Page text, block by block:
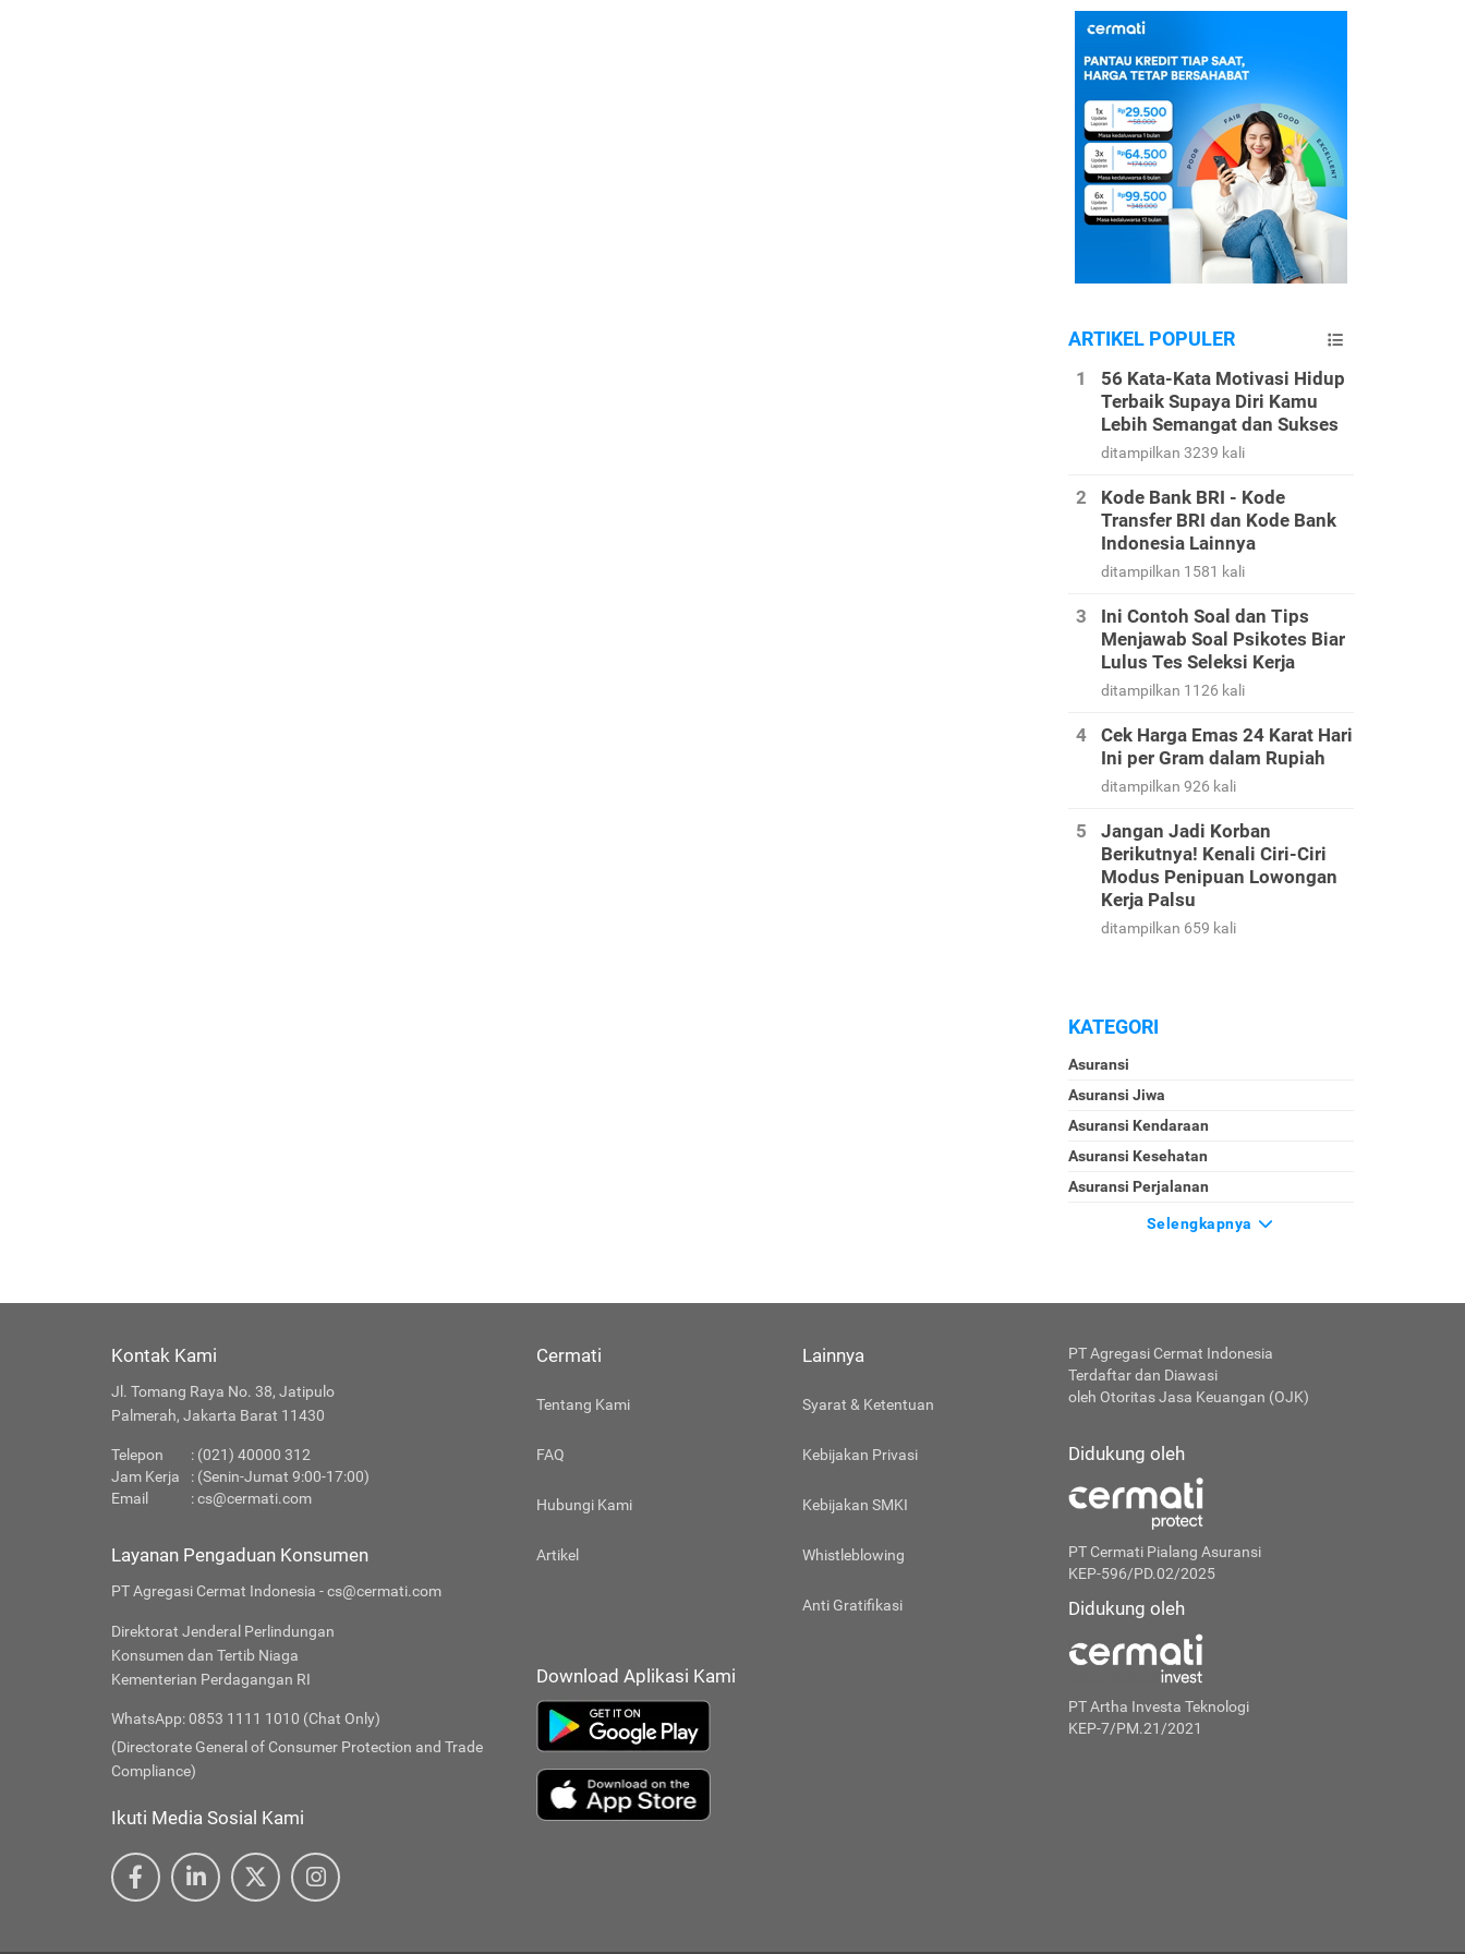
ARTIKEL POPULER
56 Kata-Kata Motivasi Hidup
Terbaik Supaya Diri Kamu
Lebih Semangat dan Sukses
ditampilkan 3239 kali
Kode Bank BRI - Kode
Transfer BRI dan Kode Bank
Indonesia Lainnya
ditampilkan 1581 kali
Ini Contoh Soal dan Tips
Menjawab Soal Psikotes Biar
Lulus Tes Seleksi Kerja
ditampilkan 1126 kali
Cek Harga Emas 24 Karat Hari
Ini per Gram dalam Rupiah
ditampilkan 926 kali
Jangan Jadi Korban
Berikutnya! Kenali Ciri-Ciri
Modus Penipuan Lowongan
Kerja Palsu
ditampilkan 659 kali
KATEGORI
Asuransi
Asuransi Jiwa
Asuransi Kendaraan
Asuransi Kesehatan
Asuransi Perjalanan
Selengkapnya
Kontak Kami
Jl. Tomang Raya No. 38, Jatipulo
Palmerah, Jakarta Barat 11430
Telepon
: (021) 40000 312
Jam Kerja
: (Senin-Jumat 9:00-17:00)
Email
:cs@cermati.com
Layanan Pengaduan Konsumen
PT Agregasi Cermat Indonesia - cs@cermati.com
Direktorat Jenderal Perlindungan
Konsumen dan Tertib Niaga
Kementerian Perdagangan RI
WhatsApp: 0853 1111 1010 (Chat Only)
(Directorate General of Consumer Protection and Trade
Compliance)
Ikuti Media Sosial Kami
Cermati
Tentang Kami
FAQ
Hubungi Kami
Artikel
Lainnya
Syarat & Ketentuan
Kebijakan Privasi
Kebijakan SMKI
Whistleblowing
Anti Gratifikasi
Download Aplikasi Kami
PT Agregasi Cermat Indonesia
Terdaftar dan Diawasi
oleh Otoritas Jasa Keuangan (OJK)
Didukung oleh
PT Cermati Pialang Asuransi
KEP-596/PD.02/2025
Didukung oleh
PT Artha Investa Teknologi
KEP-7/PM.21/2021